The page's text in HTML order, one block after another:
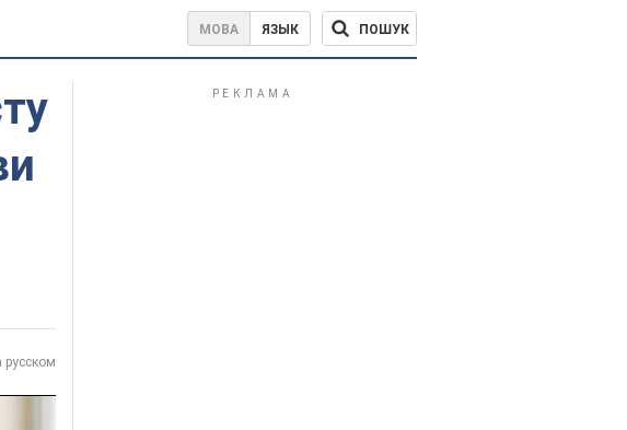
МОВА ЯЗЫК ПОШУК
русском